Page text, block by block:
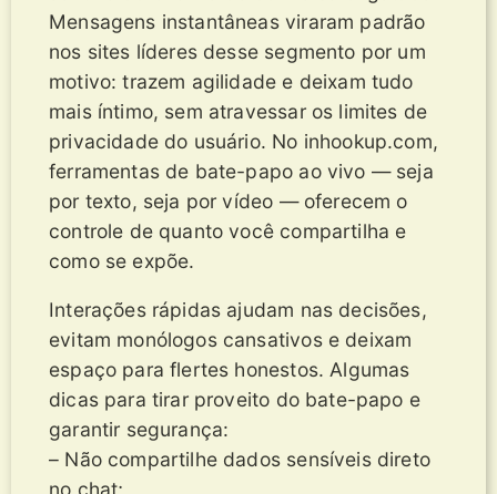
Mensagens instantâneas viraram padrão
nos sites líderes desse segmento por um
motivo: trazem agilidade e deixam tudo
mais íntimo, sem atravessar os limites de
privacidade do usuário. No inhookup.com,
ferramentas de bate-papo ao vivo — seja
por texto, seja por vídeo — oferecem o
controle de quanto você compartilha e
como se expõe.
Interações rápidas ajudam nas decisões,
evitam monólogos cansativos e deixam
espaço para flertes honestos. Algumas
dicas para tirar proveito do bate-papo e
garantir segurança:
– Não compartilhe dados sensíveis direto
no chat;